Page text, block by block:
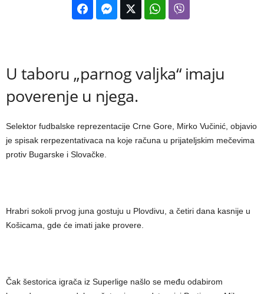
U taboru „parnog valjka“ imaju
poverenje u njega.
Selektor fudbalske reprezentacije Crne Gore, Mirko Vučinić, objavio
je spisak rerpezentativaca na koje računa u prijateljskim mečevima
protiv Bugarske i Slovačke.
Hrabri sokoli prvog juna gostuju u Plovdivu, a četiri dana kasnije u
Košicama, gde će imati jake provere.
Čak šestorica igrača iz Superlige našlo se među odabirom